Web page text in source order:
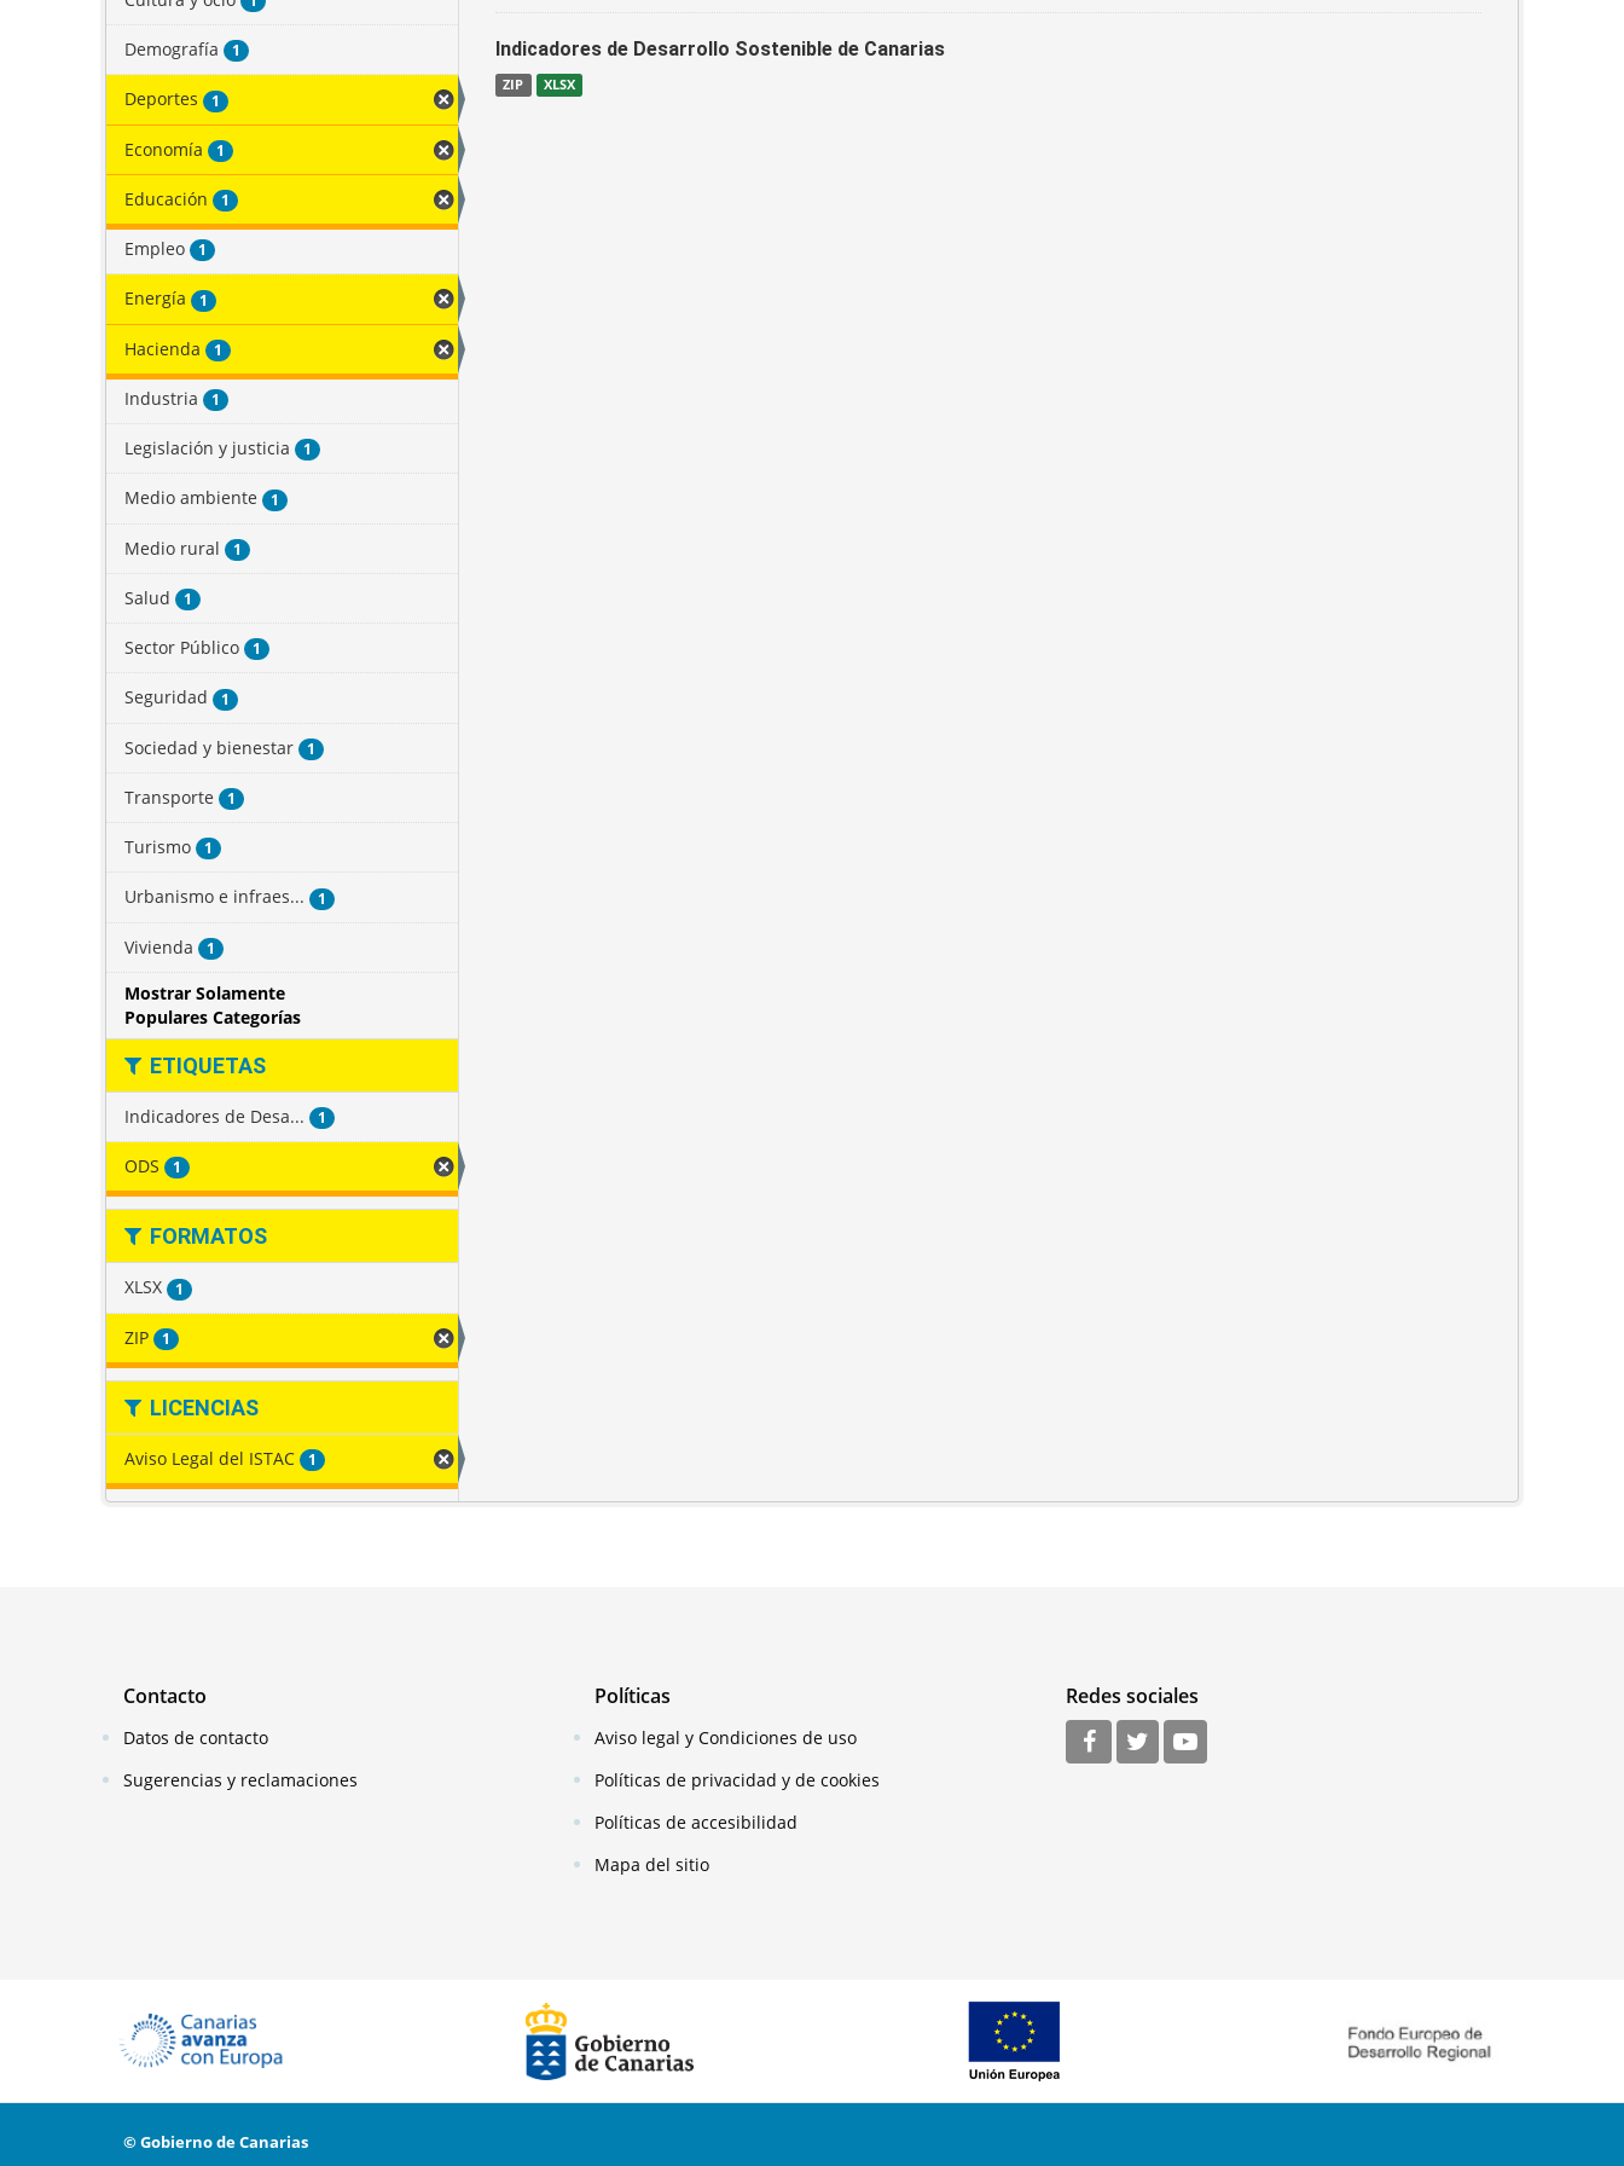
Demografía 1
Deportes 1
Economía 1
Educación 1
Empleo 1
Energía 1
Hacienda 1
Industria 1
Legislación y justicia 1
Medio ambiente 1
Medio rural 1
Salud 1
Sector Público 1
Seguridad 1
Sociedad y bienestar 1
Transporte 1
Turismo 1
Urbanismo e infraes... 1
Vivienda 1
Mostrar Solamente
Populares Categorías
ETIQUETAS
Indicadores de Desa... 1
ODS 1
FORMATOS
XLSX 1
ZIP 1
LICENCIAS
Aviso Legal del ISTAC 1
Indicadores de Desarrollo Sostenible de Canarias
ZIP XLSX
Contacto
Datos de contacto
Sugerencias y reclamaciones
Políticas
Aviso legal y Condiciones de uso
Políticas de privacidad y de cookies
Políticas de accesibilidad
Mapa del sitio
Redes sociales
© Gobierno de Canarias